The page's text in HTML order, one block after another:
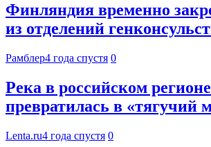
Финляндия временно
из отделений
Рамблер4 года спустя 0
Река в российском регионе
превратилась в «тягучий
Lenta.ru4 года спустя 0